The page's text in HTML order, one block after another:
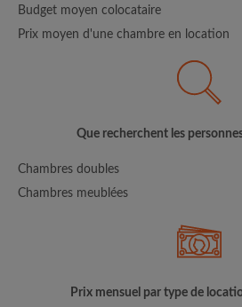
Budget moyen colocataire
Prix moyen d'une chambre en location
Que recherchent les
Chambres doubles
Chambres meublées
Prix mensuel par type de